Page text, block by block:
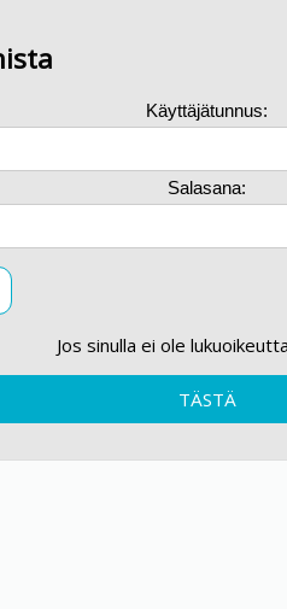
Käyttäjätunnus:
Salasana:
Jos sinulla ei ole
TÄSTÄ